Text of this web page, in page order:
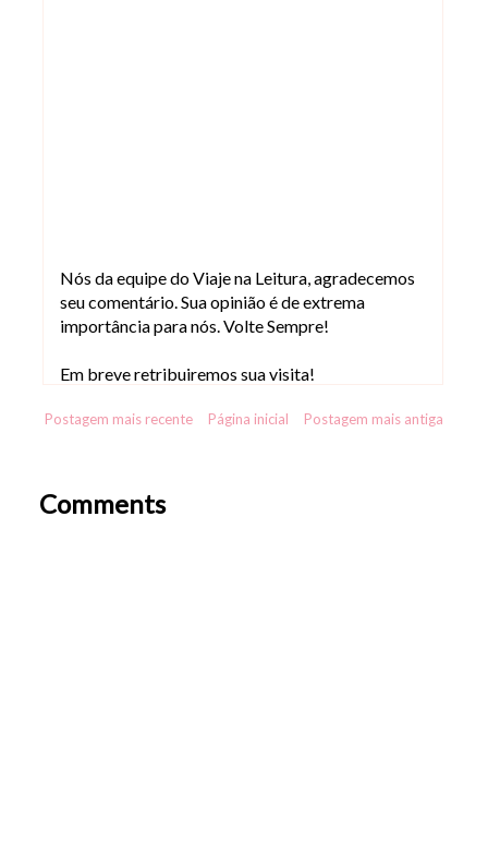
Nós da equipe do Viaje na Leitura, agradecemos
seu comentário. Sua opinião é de extrema
importância para nós. Volte Sempre!
Em breve retribuiremos sua visita!
Postagem mais recente Postagem mais antiga
Página inicial
Comments